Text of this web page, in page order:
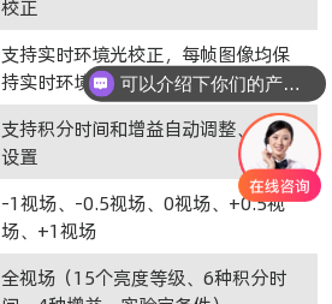
校正
支持实时环境光校正，每帧图像均保
持实时环境光数据
支持积分时间和增益自动调整、手动
设置
-1视场、-0.5视场、0视场、+0.5视
场、+1视场
全视场（15个亮度等级、6种积分时
可以介绍下你们的产品么
你们是怎么收费的呢